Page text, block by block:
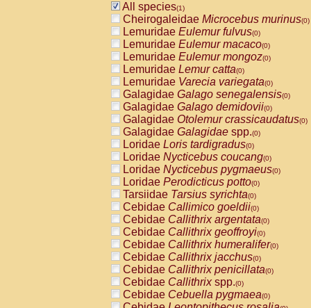
All species(1)
Cheirogaleidae Microcebus murinus(0)
Lemuridae Eulemur fulvus(0)
Lemuridae Eulemur macaco(0)
Lemuridae Eulemur mongoz(0)
Lemuridae Lemur catta(0)
Lemuridae Varecia variegata(0)
Galagidae Galago senegalensis(0)
Galagidae Galago demidovii(0)
Galagidae Otolemur crassicaudatus(0)
Galagidae Galagidae spp.(0)
Loridae Loris tardigradus(0)
Loridae Nycticebus coucang(0)
Loridae Nycticebus pygmaeus(0)
Loridae Perodicticus potto(0)
Tarsiidae Tarsius syrichta(0)
Cebidae Callimico goeldii(0)
Cebidae Callithrix argentata(0)
Cebidae Callithrix geoffroyi(0)
Cebidae Callithrix humeralifer(0)
Cebidae Callithrix jacchus(0)
Cebidae Callithrix penicillata(0)
Cebidae Callithrixspp.(0)
Cebidae Cebuella pygmaea(0)